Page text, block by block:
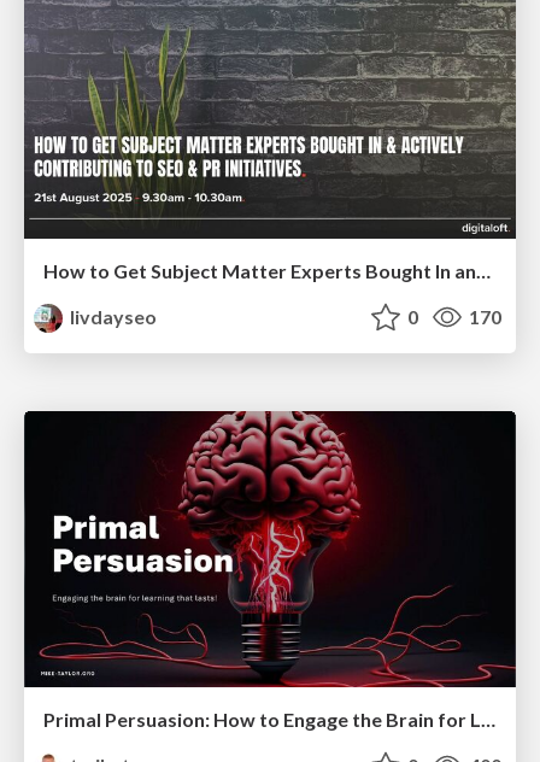
How to Get Subject Matter Experts Bought In and Actively Contributing to SEO & PR Initiatives.
livdayseo
0 170
Primal Persuasion: How to Engage the Brain for Learning That Lasts